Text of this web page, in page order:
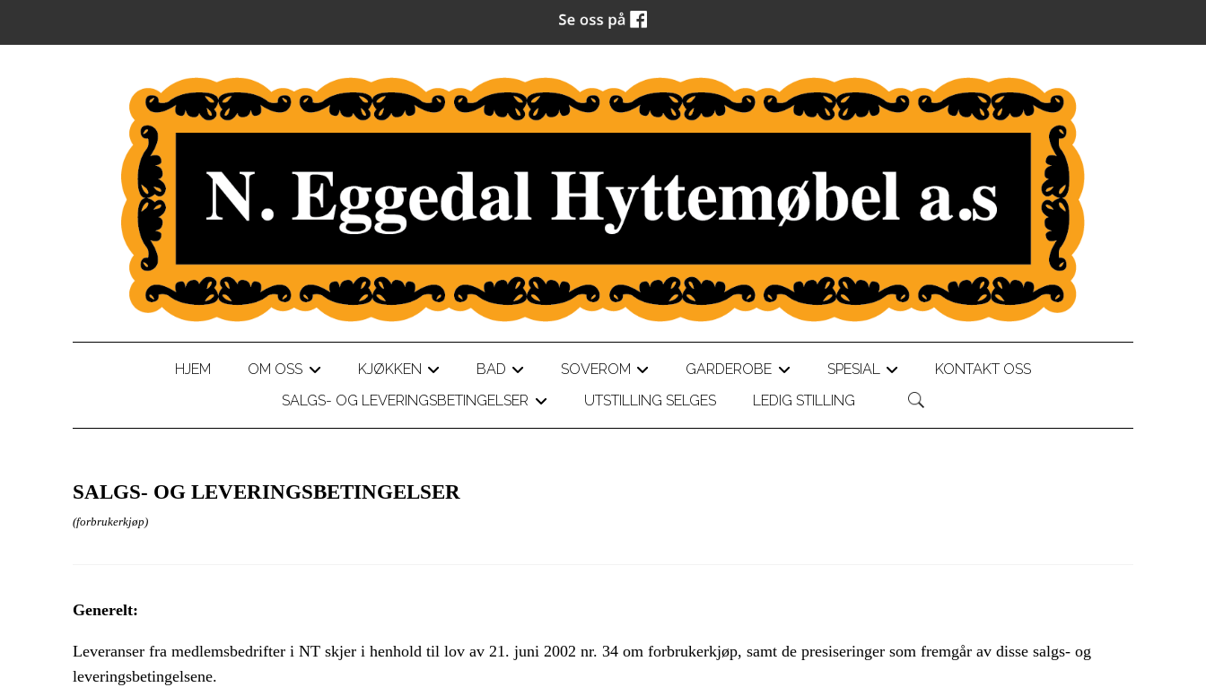
HJEM OM OSS KJØKKEN BAD SOVEROM GARDEROBE SPESIAL KONTAKT OSS
SALGS- OG LEVERINGSBETINGELSER UTSTILLING SELGES LEDIG STILLING
SALGS- OG LEVERINGSBETINGELSER
(forbrukerkjøp)
Generelt:
Leveranser fra medlemsbedrifter i NT skjer i henhold til lov av 21. juni 2002 nr. 34 om forbrukerkjøp, samt de presiseringer som fremgår av disse salgs- og
leveringsbetingelsene.